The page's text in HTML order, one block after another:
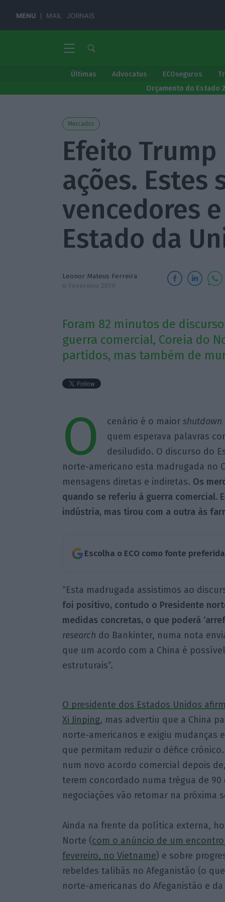
MENU MAIL JORNAIS
Últimas Advocatus ECOseguros
Orçamento do Estado
Mercados
Efeito Trump
ações. Estes
vencedores
Estado da
Leonor Mateus Ferreira
6 Fevereiro 2019
Foram 82 minutos de
guerra comercial, Coreia do
partidos, mas também de
O cenário é o maior shutdown
quem esperava palavras
desiludido. O discurso do
norte-americano esta madrugada no
mensagens diretas e indiretas. Os
quando se referiu à guerra comercial.
indústria, mas tirou com a outra às
Escolha o ECO como fonte
“Esta madrugada assistimos ao
foi positivo, contudo o Presidente
medidas concretas, o que poderá
research do Bankinter, numa nota
que um acordo com a China é
estruturais”.
O presidente dos Estados Unidos
Xi Jinping, mas advertiu que a China
norte-americanos e exigiu mudanças
que permitam reduzir o défice
num novo acordo comercial depois
terem concordado numa trégua de
negociações vão retomar na próxima
Ainda na frente da política externa,
Norte (com o anúncio de um
fevereiro, no Vietname) e sobre
rebeldes talibãs no Afeganistão (o
norte-americanas do Afeganistão e da